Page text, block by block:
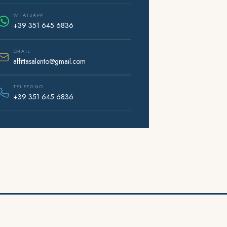
WHATSAPP
+39 351 645 6836
EMAIL
affittasalento@gmail.com
TELEFONO
+39 351 645 6836